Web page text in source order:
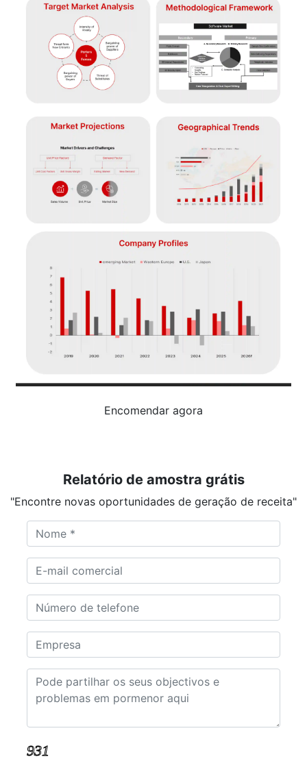
Encomendar agora
Relatório de amostra grátis
"Encontre novas oportunidades de geração de receita"